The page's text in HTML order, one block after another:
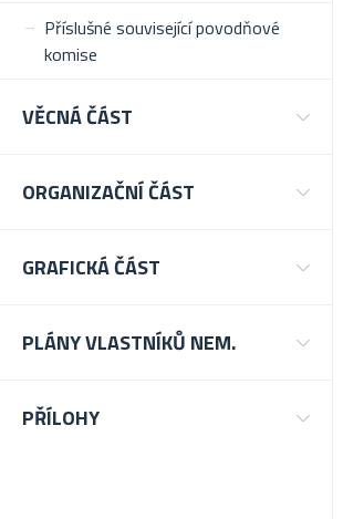
Příslušné související povodňové
komise
VĚCNÁ ČÁST
ORGANIZAČNÍ ČÁST
GRAFICKÁ ČÁST
PLÁNY VLASTNÍKŮ NEM.
PŘÍLOHY